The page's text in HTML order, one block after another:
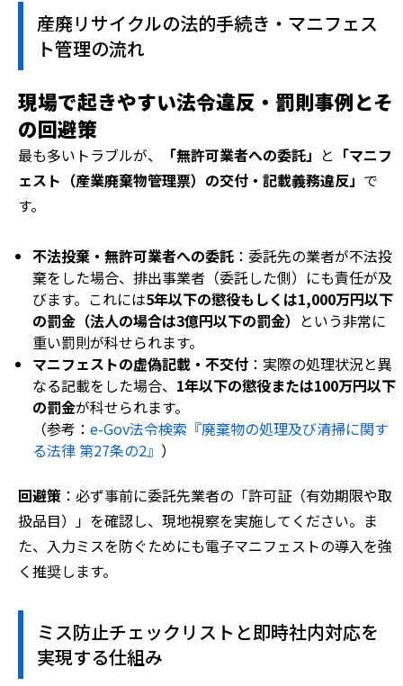
産廃リサイクルの法的手続き・マニフェス
ト管理の流れ
現場で起きやすい法令違反・罰則事例とそ
の回避策
最も多いトラブルが、 「無許可業者への委託」 と 「マニフ
ェスト（産業廃棄物管理票）の交付・記載義務違反」 で
す。
不法投棄・無許可業者への委託 ：委託先の業者が不法投
棄をした場合、排出事業者（委託した側）にも責任が及
びます。これには5年以下の懲役もしくは1,000万円以下
の罰金（法人の場合は3億円以下の罰金） という非常に
重い罰則が科せられます。
マニフェストの虚偽記載・不交付 ：実際の処理状況と異
なる記載をした場合、 1年以下の懲役または100万円以下
の罰金が科せられます。
（参考： e-Gov法令検索『廃棄物の処理及び清掃に関す
る法律 第27条の2』 ）
回避策 ：必ず事前に委託先業者の「許可証（有効期限や取
扱品目）」を確認し、現地視察を実施してください。ま
た、入力ミスを防ぐためにも電子マニフェストの導入を強
く推奨します。
ミス防止チェックリストと即時社内対応を
実現する仕組み